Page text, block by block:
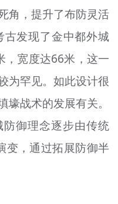
角，提升了布防灵活
发现了金中都外城
，宽度达66米，这一
为罕见。如此设计很
战术的发展有关。
御理念逐步由传统
变，通过拓展防御半